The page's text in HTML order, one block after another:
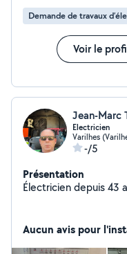
Multiserv s'occupe
Demande de travaux
Voir le
Jean-Marc
Electricien
Varilhes
-/5
Présentation
Électricien depuis 43
Aucun avis pour